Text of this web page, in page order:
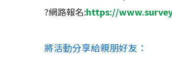
?網路報名:https://
將活動分享給親朋好友：